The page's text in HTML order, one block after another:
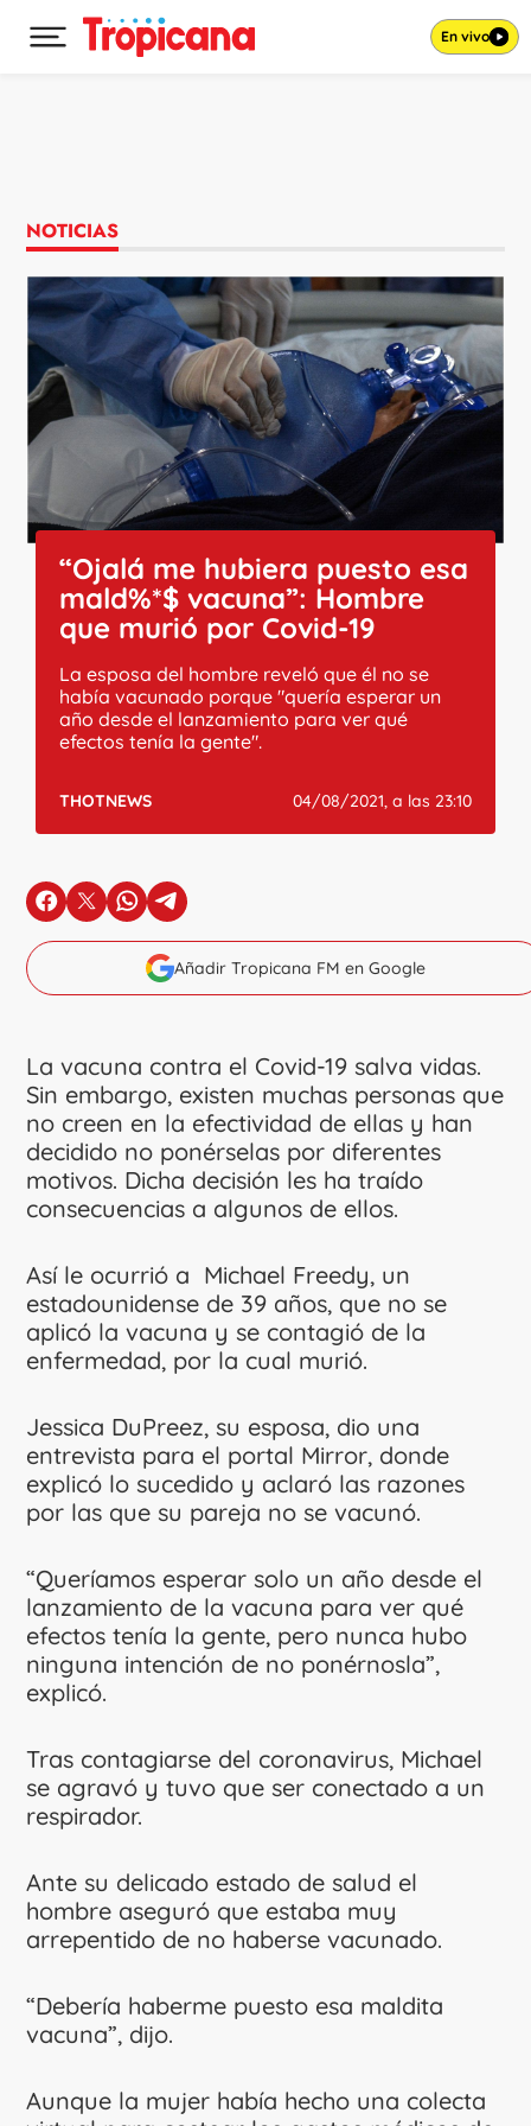
Desplegar menú principal En vivo
NOTICIAS
“Ojalá me hubiera puesto esa
mald%*$ vacuna”: Hombre
que murió por Covid-19
La esposa del hombre reveló que él no se
había vacunado porque "quería esperar un
año desde el lanzamiento para ver qué
efectos tenía la gente".
THOTNEWS 04/08/2021, a las 23:10
en Facebook
en Xen Whatsapp
en Telegram
Añadir Tropicana FM en Google
La vacuna contra el Covid-19 salva vidas.
Sin embargo, existen muchas personas que
no creen en la efectividad de ellas y han
decidido no ponérselas por diferentes
motivos. Dicha decisión les ha traído
consecuencias a algunos de ellos.
Así le ocurrió a Michael Freedy, un
estadounidense de 39 años, que no se
aplicó la vacuna y se contagió de la
enfermedad, por la cual murió.
Jessica DuPreez, su esposa, dio una
entrevista para el portal Mirror, donde
explicó lo sucedido y aclaró las razones
por las que su pareja no se vacunó.
“Queríamos esperar solo un año desde el
lanzamiento de la vacuna para ver qué
efectos tenía la gente, pero nunca hubo
ninguna intención de no ponérnosla”,
explicó.
Tras contagiarse del coronavirus, Michael
se agravó y tuvo que ser conectado a un
respirador.
Ante su delicado estado de salud el
hombre aseguró que estaba muy
arrepentido de no haberse vacunado.
“Debería haberme puesto esa maldita
vacuna”, dijo.
Aunque la mujer había hecho una colecta